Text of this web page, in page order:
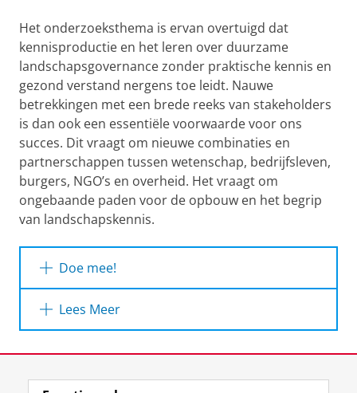
Het onderzoeksthema is ervan overtuigd dat
kennisproductie en het leren over duurzame
landschapsgovernance zonder praktische kennis en
gezond verstand nergens toe leidt. Nauwe
betrekkingen met een brede reeks van stakeholders
is dan ook een essentiële voorwaarde voor ons
succes. Dit vraagt om nieuwe combinaties en
partnerschappen tussen wetenschap, bedrijfsleven,
burgers, NGO’s en overheid. Het vraagt om
ongebaande paden voor de opbouw en het begrip
van landschapskennis.
Doe mee!
Als u geïnteresseerd bent in de activiteiten van
het onderzoeksthema Sustainable Landscapes
oprichten van een nieuwe onderzoeksgroep of
op een andere manier, aarzel dan niet om
Lees Meer
Wat archeologie zegt over wetlands en de
toekomst van Nederland | Interview met dr.